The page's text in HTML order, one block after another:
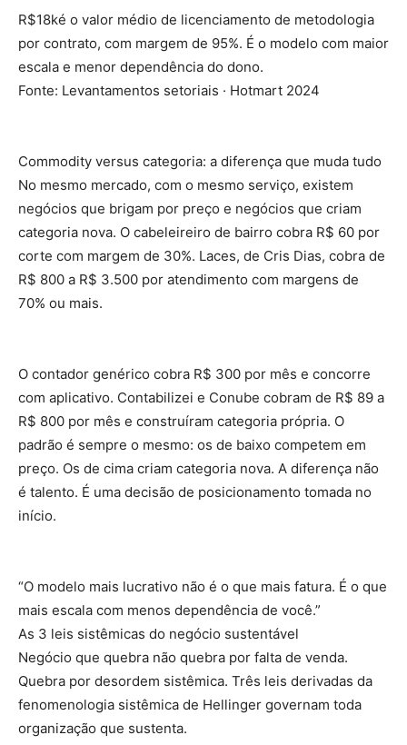
R$18ké o valor médio de licenciamento de metodologia
por contrato, com margem de 95%. É o modelo com maior
escala e menor dependência do dono.
Fonte: Levantamentos setoriais · Hotmart 2024
Commodity versus categoria: a diferença que muda tudo
No mesmo mercado, com o mesmo serviço, existem
negócios que brigam por preço e negócios que criam
categoria nova. O cabeleireiro de bairro cobra R$ 60 por
corte com margem de 30%. Laces, de Cris Dias, cobra de
R$ 800 a R$ 3.500 por atendimento com margens de
70% ou mais.
O contador genérico cobra R$ 300 por mês e concorre
com aplicativo. Contabilizei e Conube cobram de R$ 89 a
R$ 800 por mês e construíram categoria própria. O
padrão é sempre o mesmo: os de baixo competem em
preço. Os de cima criam categoria nova. A diferença não
é talento. É uma decisão de posicionamento tomada no
início.
“O modelo mais lucrativo não é o que mais fatura. É o que
mais escala com menos dependência de você.”
As 3 leis sistêmicas do negócio sustentável
Negócio que quebra não quebra por falta de venda.
Quebra por desordem sistêmica. Três leis derivadas da
fenomenologia sistêmica de Hellinger governam toda
organização que sustenta.